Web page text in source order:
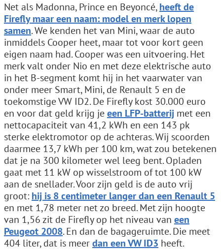
Net als Madonna, Prince en Beyoncé,heeft de
Firefly maar een naam: model en merk lopen
samen. We kenden het van Mini, waar de auto
inmiddels Cooper heet, maar tot voor kort geen
eigen naam had. Cooper was een uitvoering. Het
merk valt onder Nio en met deze elektrische auto
in het B-segment komt hij in het vaarwater van
onder meer Smart, Mini, de Renault 5 en de
toekomstige VW ID2. De Firefly kost 30.000 euro
en voor dat geld krijg jeeen LFP-batterij met een
nettocapaciteit van 41,2 kWh en een 143 pk
sterke elektromotor op de achteras. Wij scoorden
daarmee 13,7 kWh per 100 km, wat zou betekenen
dat je na 300 kilometer wel leeg bent. Opladen
gaat met 11 kW op wisselstroom of tot 100 kW
aan de snellader. Voor zijn geld is de auto vrij
groot: hij is 8 centimeter langer dan een Renault 5
en met 1,78 meter net zo breed. Met zijn hoogte
van 1,56 zit de Firefly op het niveau van een
Peugeot 2008. En dan de bagageruimte. Die meet
404 liter, dat is meerdan een VW ID3 heeft.